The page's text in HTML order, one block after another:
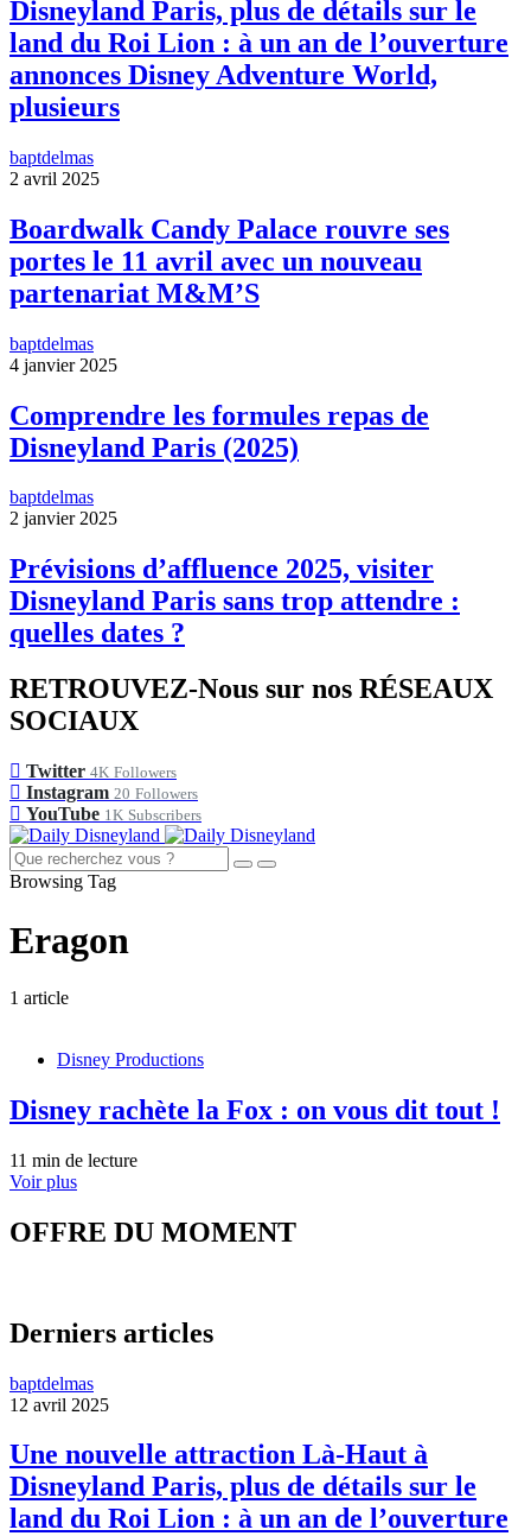
Disneyland Paris, plus de détails sur le
land du Roi Lion : à un an de l’ouverture
annonces Disney Adventure World,
plusieurs
baptdelmas
2 avril 2025
Boardwalk Candy Palace rouvre ses
portes le 11 avril avec un nouveau
partenariat M&M’S
baptdelmas
4 janvier 2025
Comprendre les formules repas de
Disneyland Paris (2025)
baptdelmas
2 janvier 2025
Prévisions d’affluence 2025, visiter
Disneyland Paris sans trop attendre :
quelles dates ?
RETROUVEZ-Nous sur nos RÉSEAUX
SOCIAUX
Twitter 4K Followers
Instagram 20 Followers
YouTube 1K Subscribers
Browsing Tag
Eragon
1 article
Disney Productions
Disney rachète la Fox : on vous dit tout !
11 min de lecture
Voir plus
OFFRE DU MOMENT
Derniers articles
baptdelmas
12 avril 2025
Une nouvelle attraction Là-Haut à
Disneyland Paris, plus de détails sur le
land du Roi Lion : à un an de l’ouverture